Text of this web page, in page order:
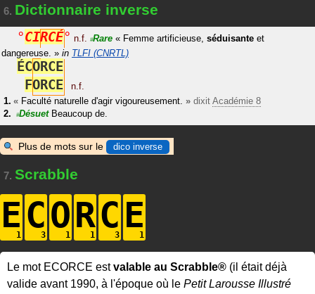
6. Dictionnaire inverse
°CIRCÉ° n.f. #Rare « Femme artificieuse, séduisante et
dangereuse. » in TLFI (CNRTL)
ÉCORCE
FORCE
n.f.
« Faculté naturelle d'agir vigoureusement. » dixit Académie 8
#Désuet Beaucoup de.
Plus de mots sur le dico inverse
7. Scrabble
ECORC E
Le mot ECORCE estvalable au Scrabble® (il était déjà
valide avant 1990, à l'époque où le Petit Larousse Illustré